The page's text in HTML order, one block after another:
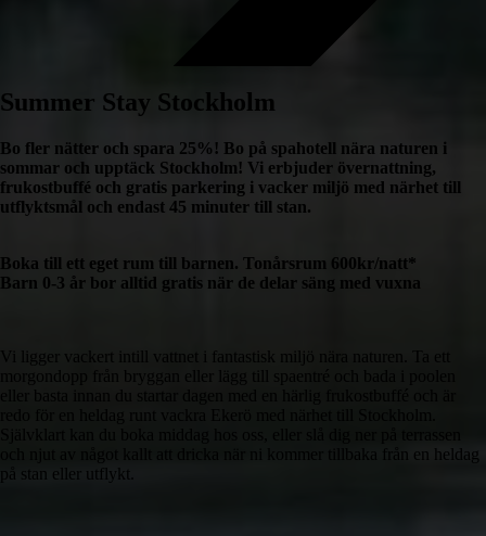
Summer Stay Stockholm
Bo fler nätter och spara 25%! Bo på spahotell nära naturen i
sommar och upptäck Stockholm! Vi erbjuder övernattning,
frukostbuffé och gratis parkering i vacker miljö med närhet till
utflyktsmål och endast 45 minuter till stan.
Boka till ett eget rum till barnen. Tonårsrum 600kr/natt*
Barn 0-3 år bor alltid gratis när de delar säng med vuxna
Vi ligger vackert intill vattnet i fantastisk miljö nära naturen. Ta ett
morgondopp från bryggan eller lägg till spaentré och bada i poolen
och njut av något kallt att dricka när ni kommer tillbaka från en heldag
på stan eller utflykt.